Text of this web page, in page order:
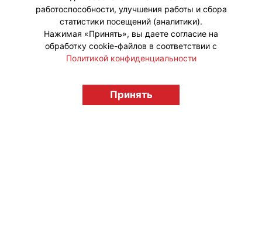
licensingrussia.ru, 2009-2026 12+
работоспособности, улучшения работы и сбора
статистики посещений (аналитики).
Нажимая «Принять», вы даете согласие на
обработку cookie-файлов в соответствии с
Политикой конфиденциальности
Принять